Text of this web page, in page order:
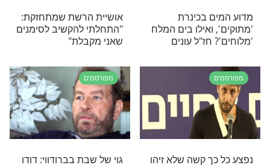
מתמדת:
אז אף אחד לא
משה פרץ: "אל תשכחו
שאתם יהודים. אנחנו צריכים
להאמין בדבר אחד"